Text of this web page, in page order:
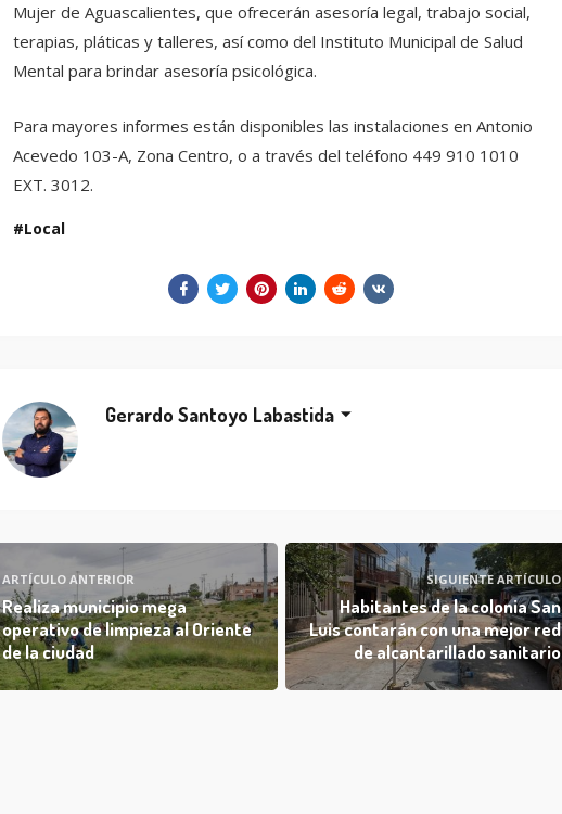
Mujer de Aguascalientes, que ofrecerán asesoría legal, trabajo social,
terapias, pláticas y talleres, así como del Instituto Municipal de Salud
Mental para brindar asesoría psicológica.
Para mayores informes están disponibles las instalaciones en Antonio
Acevedo 103-A, Zona Centro, o a través del teléfono 449 910 1010
EXT. 3012.
Local
Gerardo Santoyo Labastida
ARTÍCULO ANTERIOR
Realiza municipio mega
operativo de limpieza al Oriente
de la ciudad
SIGUIENTE ARTÍCULO
Habitantes de la colonia San
Luis contarán con una mejor red
de alcantarillado sanitario